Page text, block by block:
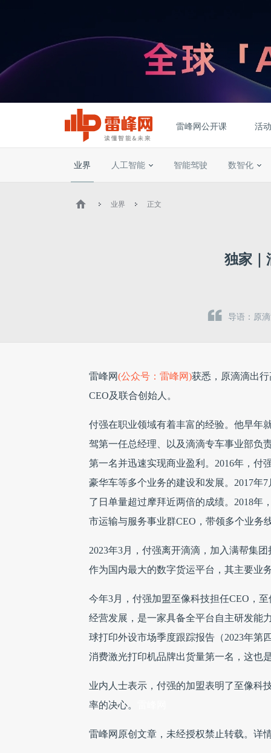
雷峰网公开课 活
业界 人工智能 智能驾驶 数智化
业界 正文
独家｜
导语：原
雷峰网(公众号：雷峰网)获悉，原滴滴出
CEO及联合创始人。
付强在职业领域有着丰富的经验。他早年
驾第一任总经理、以及滴滴专车事业部负
第一名并迅速实现商业盈利。2016年，付
豪华车等多个业务的建设和发展。2017年
了日单量超过摩拜近两倍的成绩。2018年
市运输与服务事业群CEO，带领多个业务
2023年3月，付强离开滴滴，加入满帮集
作为国内最大的数字货运平台，其主要业
今年3月，付强加盟至像科技担任CEO，
经营发展，是一家具备全平台自主研发能
球打印外设市场季度跟踪报告（2023年第
消费激光打印机品牌出货量第一名，这也
业内人士表示，付强的加盟表明了至像科
率的决心。
雷峰网原创文章，未经授权禁止转载。详